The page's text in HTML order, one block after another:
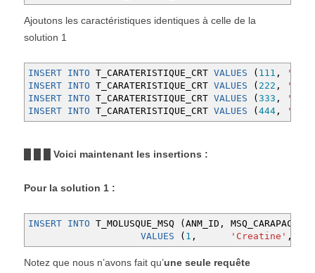
Ajoutons les caractéristiques identiques à celle de la
solution 1
INSERT INTO T_CARATERISTIQUE_CRT VALUES ( 111 ,
INSERT INTO T_CARATERISTIQUE_CRT VALUES ( 222 ,
INSERT INTO T_CARATERISTIQUE_CRT VALUES ( 333 ,
INSERT INTO T_CARATERISTIQUE_CRT VALUES ( 444 ,
█ █ █ Voici maintenant les insertions :
Pour la solution 1 :
INSERT INTO T_MOLUSQUE_MSQ ( ANM_ID , MSQ_CARAPACE
VALUES
( 1 , 'Creatine' ,
Notez que nous n’avons fait qu’une seule requête